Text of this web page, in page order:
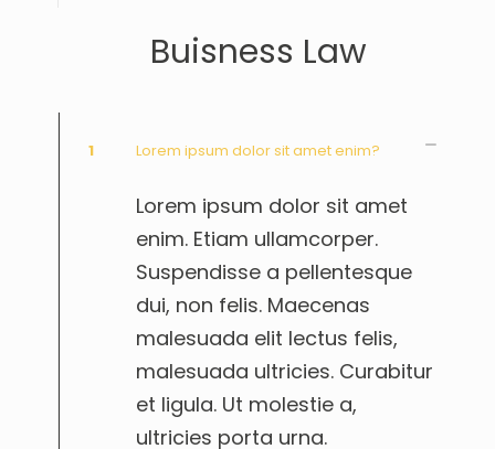
Buisness Law
1 Lorem ipsum dolor sit amet enim?
Lorem ipsum dolor sit amet
enim. Etiam ullamcorper.
Suspendisse a pellentesque
dui, non felis. Maecenas
malesuada elit lectus felis,
malesuada ultricies. Curabitur
et ligula. Ut molestie a,
ultricies porta urna.